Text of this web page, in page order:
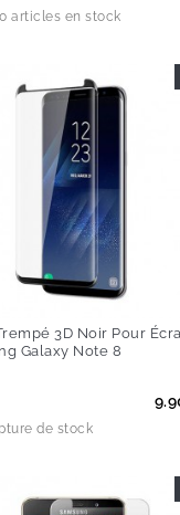
articles en stock
3D Noir Pour
Galaxy Note 8
de stock